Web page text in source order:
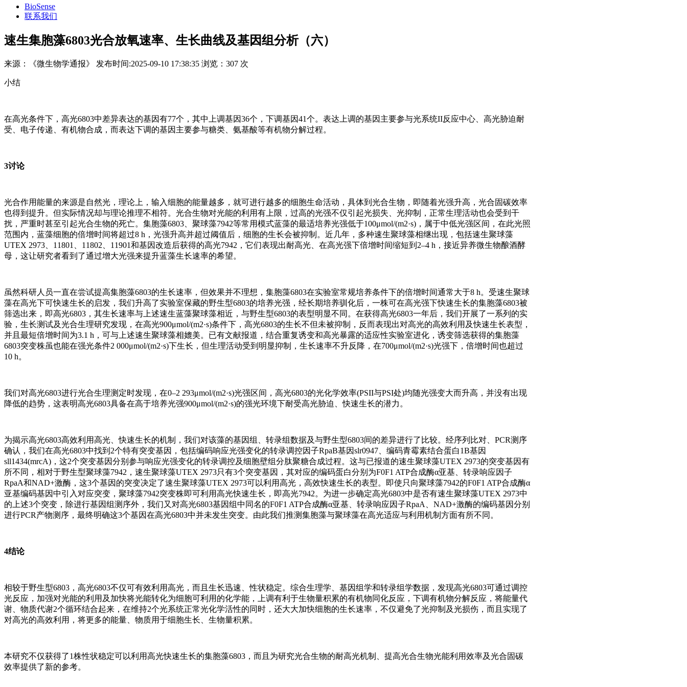
BioSense
联系我们
速生集胞藻6803光合放氧速率、生长曲线及基因组分析（六）
来源： 《微生物学通报》 发布时间:2025-09-10 17:38:35 浏览： 307 次
小结
在高光条件下，高光6803中差异表达的基因有77个，其中上调基因36个，下调基因41个。表达上调的基因主要参与光系统II反应中心、高光胁迫耐
受、电子传递、有机物合成，而表达下调的基因主要参与糖类、氨基酸等有机物分解过程。
3讨论
光合作用能量的来源是自然光，理论上，输入细胞的能量越多，就可进行越多的细胞生命活动，具体到光合生物，即随着光强升高，光合固碳效率
也得到提升。但实际情况却与理论推理不相符。光合生物对光能的利用有上限，过高的光强不仅引起光损失、光抑制，正常生理活动也会受到干
扰，严重时甚至引起光合生物的死亡。集胞藻6803、聚球藻7942等常用模式蓝藻的最适培养光强低于100μmol/(m2·s)，属于中低光强区间，在此光照
范围内，蓝藻细胞的倍增时间将超过8 h，光强升高并超过阈值后，细胞的生长会被抑制。近几年，多种速生聚球藻相继出现，包括速生聚球藻
UTEX 2973、11801、11802、11901和基因改造后获得的高光7942，它们表现出耐高光、在高光强下倍增时间缩短到2–4 h，接近异养微生物酿酒酵
母，这让研究者看到了通过增大光强来提升蓝藻生长速率的希望。
虽然科研人员一直在尝试提高集胞藻6803的生长速率，但效果并不理想，集胞藻6803在实验室常规培养条件下的倍增时间通常大于8 h。受速生聚球
藻在高光下可快速生长的启发，我们升高了实验室保藏的野生型6803的培养光强，经长期培养驯化后，一株可在高光强下快速生长的集胞藻6803被
筛选出来，即高光6803，其生长速率与上述速生蓝藻聚球藻相近，与野生型6803的表型明显不同。在获得高光6803一年后，我们开展了一系列的实
验，生长测试及光合生理研究发现，在高光900μmol/(m2·s)条件下，高光6803的生长不但未被抑制，反而表现出对高光的高效利用及快速生长表型，
并且最短倍增时间为3.1 h，可与上述速生聚球藻相媲美。已有文献报道，结合重复诱变和高光暴露的适应性实验室进化，诱变筛选获得的集胞藻
6803突变株虽也能在强光条件2 000μmol/(m2·s)下生长，但生理活动受到明显抑制，生长速率不升反降，在700μmol/(m2·s)光强下，倍增时间也超过
10 h。
我们对高光6803进行光合生理测定时发现，在0–2 293μmol/(m2·s)光强区间，高光6803的光化学效率(PSII与PSI处)均随光强变大而升高，并没有出现
降低的趋势，这表明高光6803具备在高于培养光强900μmol/(m2·s)的强光环境下耐受高光胁迫、快速生长的潜力。
为揭示高光6803高效利用高光、快速生长的机制，我们对该藻的基因组、转录组数据及与野生型6803间的差异进行了比较。经序列比对、PCR测序
确认，我们在高光6803中找到2个特有突变基因，包括编码响应光强变化的转录调控因子RpaB基因slr0947、编码青霉素结合蛋白1B基因
sll1434(mrcA)，这2个突变基因分别参与响应光强变化的转录调控及细胞壁组分肽聚糖合成过程。这与已报道的速生聚球藻UTEX 2973的突变基因有
所不同，相对于野生型聚球藻7942，速生聚球藻UTEX 2973只有3个突变基因，其对应的编码蛋白分别为F0F1 ATP合成酶α亚基、转录响应因子
RpaA和NAD+激酶，这3个基因的突变决定了速生聚球藻UTEX 2973可以利用高光，高效快速生长的表型。即使只向聚球藻7942的F0F1 ATP合成酶α
亚基编码基因中引入对应突变，聚球藻7942突变株即可利用高光快速生长，即高光7942。为进一步确定高光6803中是否有速生聚球藻UTEX 2973中
的上述3个突变，除进行基因组测序外，我们又对高光6803基因组中同名的F0F1 ATP合成酶α亚基、转录响应因子RpaA、NAD+激酶的编码基因分别
进行PCR产物测序，最终明确这3个基因在高光6803中并未发生突变。由此我们推测集胞藻与聚球藻在高光适应与利用机制方面有所不同。
4结论
相较于野生型6803，高光6803不仅可有效利用高光，而且生长迅速、性状稳定。综合生理学、基因组学和转录组学数据，发现高光6803可通过调控
光反应，加强对光能的利用及加快将光能转化为细胞可利用的化学能，上调有利于生物量积累的有机物同化反应，下调有机物分解反应，将能量代
谢、物质代谢2个循环结合起来，在维持2个光系统正常光化学活性的同时，还大大加快细胞的生长速率，不仅避免了光抑制及光损伤，而且实现了
对高光的高效利用，将更多的能量、物质用于细胞生长、生物量积累。
本研究不仅获得了1株性状稳定可以利用高光快速生长的集胞藻6803，而且为研究光合生物的耐高光机制、提高光合生物光能利用效率及光合固碳
效率提供了新的参考。